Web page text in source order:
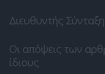
Διευθυντής
Οι απόψεις των
ίδιους.